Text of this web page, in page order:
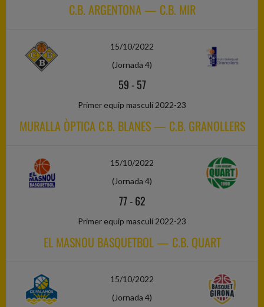
C.B. ARGENTONA — C.B. MIR
15/10/2022
(Jornada 4)
59-57
Primer equip masculí 2022-23
MURALLA ÒPTICA C.B. BLANES — C.B. GRANOLLERS
15/10/2022
(Jornada 4)
77-62
Primer equip masculí 2022-23
EL MASNOU BASQUETBOL — C.B. QUART
15/10/2022
(Jornada 4)